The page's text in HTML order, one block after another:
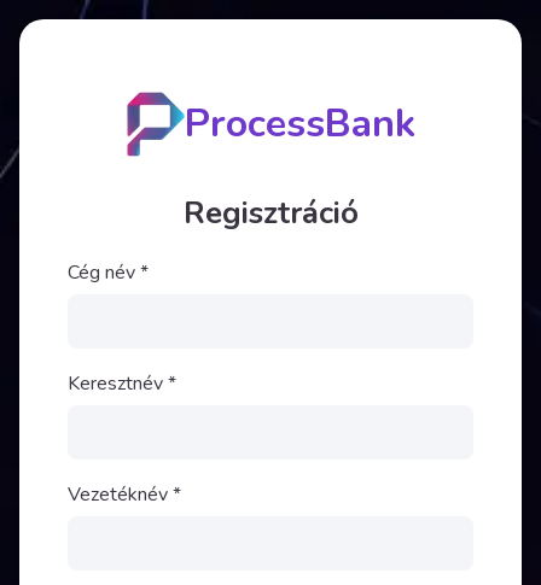
ProcessBank
Regisztráció
Cég név*
Keresztnév*
Vezetéknév*